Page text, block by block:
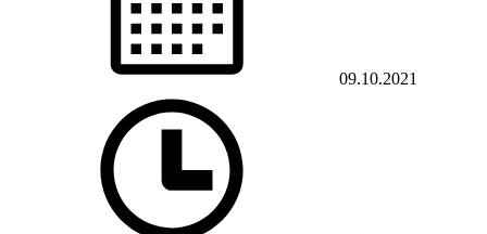
09.10.2021